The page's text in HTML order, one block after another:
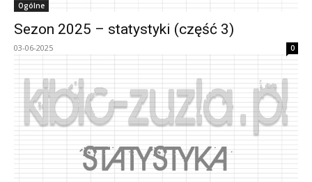
Ogólne
Sezon 2025 – statystyki (część 3)
03-06-2025 0